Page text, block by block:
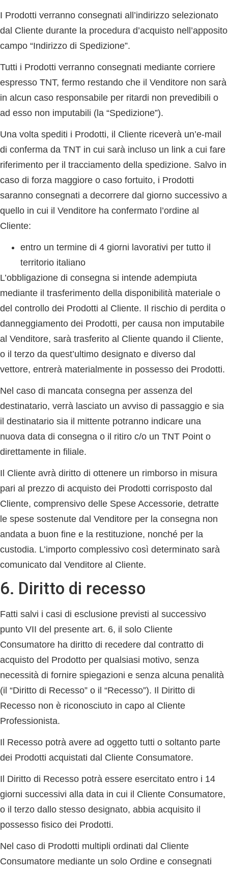
I Prodotti verranno consegnati all’indirizzo selezionato
dal Cliente durante la procedura d’acquisto nell’apposito
campo “Indirizzo di Spedizione”.
Tutti i Prodotti verranno consegnati mediante corriere
espresso TNT, fermo restando che il Venditore non sarà
in alcun caso responsabile per ritardi non prevedibili o
ad esso non imputabili (la “Spedizione”).
Una volta spediti i Prodotti, il Cliente riceverà un’e-mail
di conferma da TNT in cui sarà incluso un link a cui fare
riferimento per il tracciamento della spedizione. Salvo in
caso di forza maggiore o caso fortuito, i Prodotti
saranno consegnati a decorrere dal giorno successivo a
quello in cui il Venditore ha confermato l’ordine al
Cliente:
entro un termine di 4 giorni lavorativi per tutto il
territorio italiano
L’obbligazione di consegna si intende adempiuta
mediante il trasferimento della disponibilità materiale o
del controllo dei Prodotti al Cliente. Il rischio di perdita o
danneggiamento dei Prodotti, per causa non imputabile
al Venditore, sarà trasferito al Cliente quando il Cliente,
o il terzo da quest’ultimo designato e diverso dal
vettore, entrerà materialmente in possesso dei Prodotti.
Nel caso di mancata consegna per assenza del
destinatario, verrà lasciato un avviso di passaggio e sia
il destinatario sia il mittente potranno indicare una
nuova data di consegna o il ritiro c/o un TNT Point o
direttamente in filiale.
Il Cliente avrà diritto di ottenere un rimborso in misura
pari al prezzo di acquisto dei Prodotti corrisposto dal
Cliente, comprensivo delle Spese Accessorie, detratte
le spese sostenute dal Venditore per la consegna non
andata a buon fine e la restituzione, nonché per la
custodia. L’importo complessivo così determinato sarà
comunicato dal Venditore al Cliente.
6. Diritto di recesso
Fatti salvi i casi di esclusione previsti al successivo
punto VII del presente art. 6, il solo Cliente
Consumatore ha diritto di recedere dal contratto di
acquisto del Prodotto per qualsiasi motivo, senza
necessità di fornire spiegazioni e senza alcuna penalità
(il “Diritto di Recesso” o il “Recesso”). Il Diritto di
Recesso non è riconosciuto in capo al Cliente
Professionista.
Il Recesso potrà avere ad oggetto tutti o soltanto parte
dei Prodotti acquistati dal Cliente Consumatore.
Il Diritto di Recesso potrà essere esercitato entro i 14
giorni successivi alla data in cui il Cliente Consumatore,
o il terzo dallo stesso designato, abbia acquisito il
possesso fisico dei Prodotti.
Nel caso di Prodotti multipli ordinati dal Cliente
Consumatore mediante un solo Ordine e consegnati